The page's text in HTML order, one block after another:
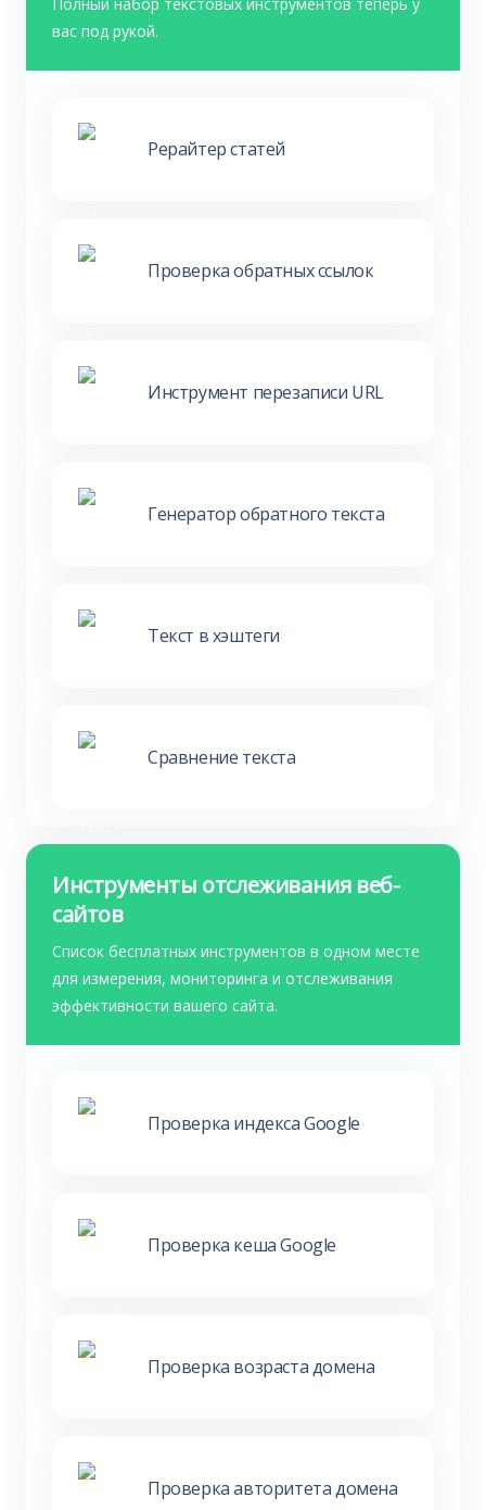
вас под рукой.
Рерайтер статей
Проверка обратных ссылок
Инструмент перезаписи URL
Генератор обратного текста
Текст в хэштеги
Сравнение текста
Инструменты отслеживания веб-
сайтов
Список бесплатных инструментов в одном месте
для измерения, мониторинга и отслеживания
эффективности вашего сайта.
Проверка индекса Google
Проверка кеша Google
Проверка возраста домена
Проверка авторитета домена